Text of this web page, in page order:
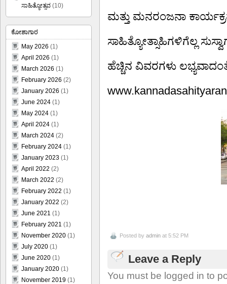
ಮತ್ತು ಮನರಂಜನಾ
ಸಾಹಿತ್ಯೋತ್ಸಾಹಿಗಳಿಗೆಲ್ಲ
ಹೆಚ್ಚಿನ ವಿವರಗಳು
Posted by admin at 5:52 PM
Leave a Reply
You must be logged in to
ಸಾಹಿತ್ಯೋತ್ಸವ (10)
ಕೋಶಾಗಾರ
May 2026 (1)
April 2026 (1)
March 2026 (1)
February 2026 (2)
January 2026 (1)
June 2024 (1)
May 2024 (1)
April 2024 (1)
March 2024 (2)
February 2024 (1)
January 2023 (1)
April 2022 (2)
March 2022 (2)
February 2022 (1)
January 2022 (2)
June 2021 (1)
February 2021 (1)
November 2020 (1)
July 2020 (1)
June 2020 (1)
January 2020 (1)
November 2019 (1)